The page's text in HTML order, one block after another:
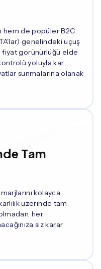
hem de popüler B2C
genelindeki uçuş
fiyat görünürlüğü elde
yoluyla kar
sunmalarına olanak
Tam
kolayca
üzerinde tam
her
siz karar